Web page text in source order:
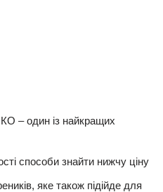
– один із найкращих
способи знайти нижчу ціну
яке також підійде для